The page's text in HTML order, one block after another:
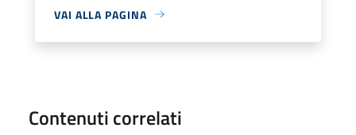
VAI ALLA PAGINA
Contenuti correlati